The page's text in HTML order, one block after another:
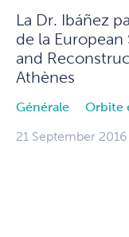
La Dr. Ibáñez
de la
and
Athènes
Générale Orbite
21 September 2016